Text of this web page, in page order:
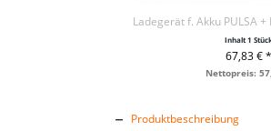
Inhalt1
67,83 € *
+ IN DEN
Nettopreis:
Produktbeschreibung